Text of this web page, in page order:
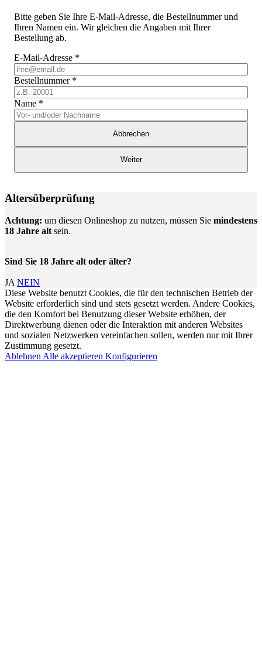
Bitte geben Sie Ihre E-Mail-Adresse, die Bestellnummer und
Ihren Namen ein. Wir gleichen die Angaben mit Ihrer
Bestellung ab.
E-Mail-Adresse *
Bestellnummer *
Name *
Abbrechen
Weiter
Altersüberprüfung
Achtung: um diesen Onlineshop zu nutzen, müssen Sie mindestens
18 Jahre alt sein.
Sind Sie 18 Jahre alt oder älter?
JA NEIN
Diese Website benutzt Cookies, die für den technischen Betrieb der
Website erforderlich sind und stets gesetzt werden. Andere Cookies,
die den Komfort bei Benutzung dieser Website erhöhen, der
Direktwerbung dienen oder die Interaktion mit anderen Websites
und sozialen Netzwerken vereinfachen sollen, werden nur mit Ihrer
Zustimmung gesetzt.
Ablehnen Alle akzeptieren Konfigurieren